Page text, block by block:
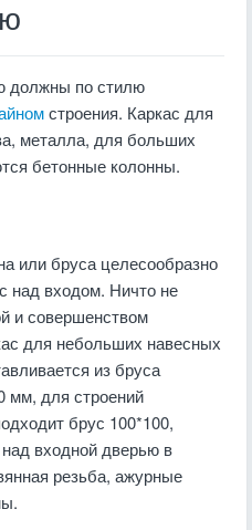
должны по стилю
строения. Каркас для
металла, для больших
бетонные колонны.
или бруса целесообразно
над входом. Ничто не
и совершенством
для небольших навесных
из бруса
мм, для строений
брус 100*100,
входной дверью в
резьба, ажурные